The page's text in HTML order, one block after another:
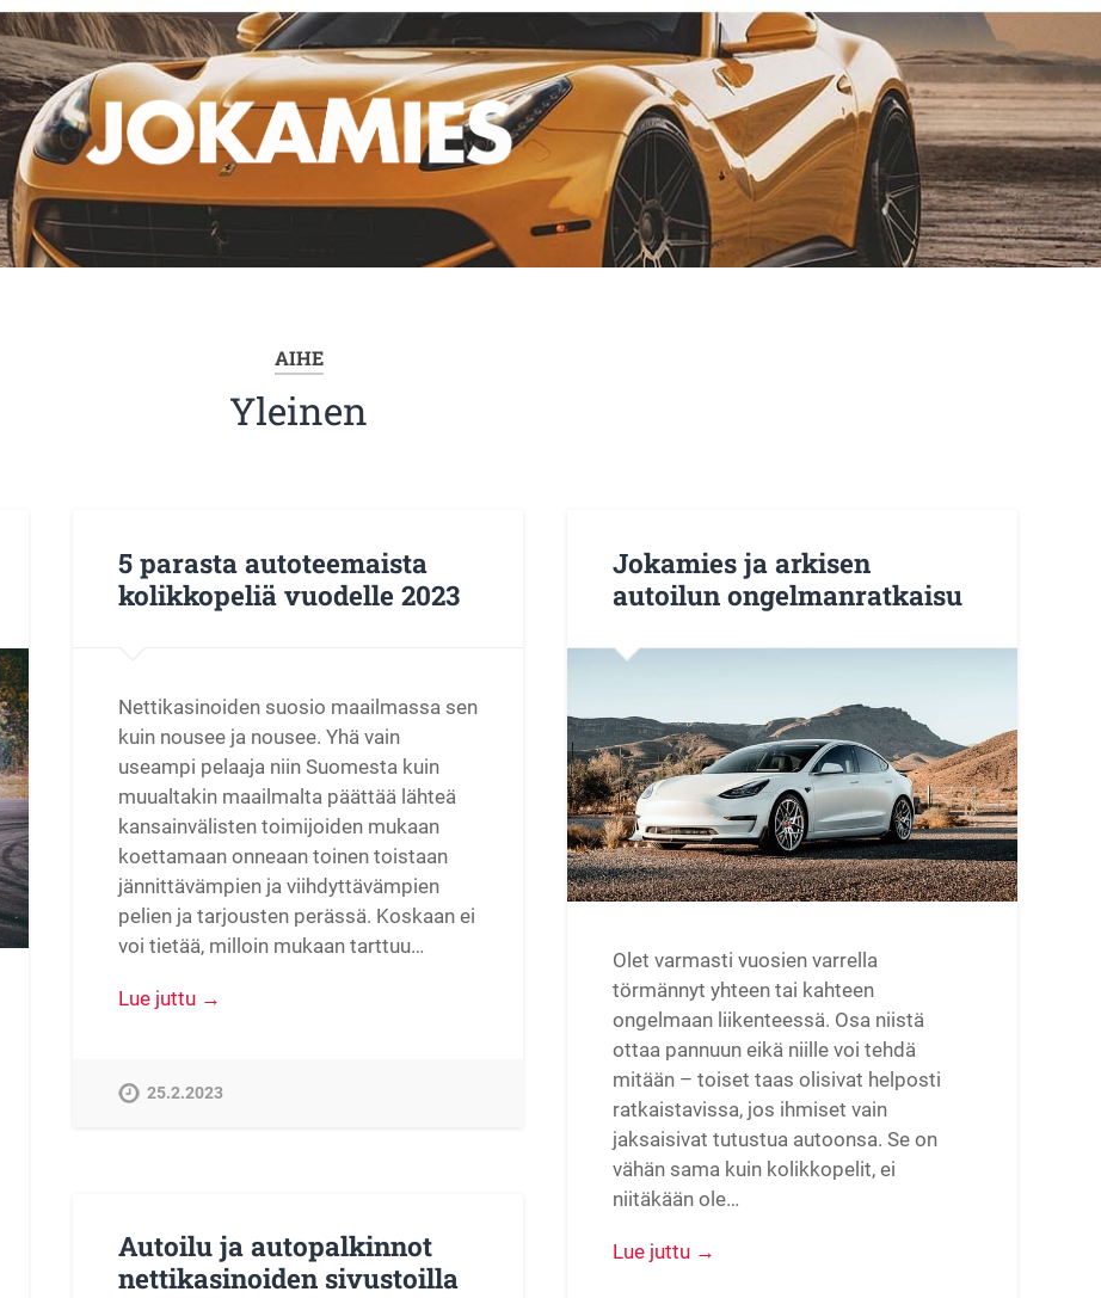
AIHE
Yleinen
5 parasta autoteemaista
kolikkopeliä vuodelle 2023
Nettikasinoiden suosio maailmassa sen
kuin nousee ja nousee. Yhä vain
useampi pelaaja niin Suomesta kuin
muualtakin maailmalta päättää lähteä
kansainvälisten toimijoiden mukaan
koettamaan onneaan toinen toistaan
jännittävämpien ja viihdyttävämpien
pelien ja tarjousten perässä. Koskaan ei
voi tietää, milloin mukaan tarttuu…
Lue juttu →
25.2.2023
Jokamies ja arkisen
autoilun ongelmanratkaisu
Olet varmasti vuosien varrella
törmännyt yhteen tai kahteen
ongelmaan liikenteessä. Osa niistä
ottaa pannuun eikä niille voi tehdä
mitään – toiset taas olisivat helposti
ratkaistavissa, jos ihmiset vain
jaksaisivat tutustua autoonsa. Se on
vähän sama kuin kolikkopelit, ei
niitäkään ole…
Lue juttu →
Autoilu ja autopalkinnot
nettikasinoiden sivustoilla